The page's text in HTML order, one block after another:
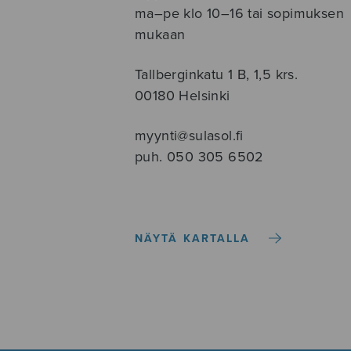
ma–pe klo 10–16 tai sopimuksen
mukaan
Tallberginkatu 1 B, 1,5 krs.
00180 Helsinki
myynti@sulasol.fi
puh. 050 305 6502
NÄYTÄ KARTALLA